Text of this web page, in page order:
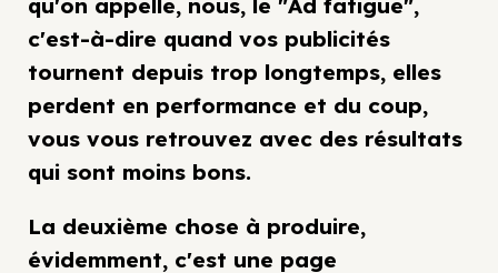
qu'on appelle, nous, le "Ad fatigue",
c'est-à-dire quand vos publicités
tournent depuis trop longtemps, elles
perdent en performance et du coup,
vous vous retrouvez avec des résultats
qui sont moins bons.
La deuxième chose à produire,
évidemment, c'est une page